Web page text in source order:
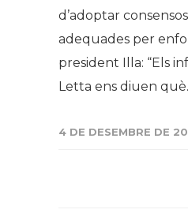
d’adoptar
adequades per
president Illa: “Els
Letta ens diuen
4 DE DESEMBRE DE